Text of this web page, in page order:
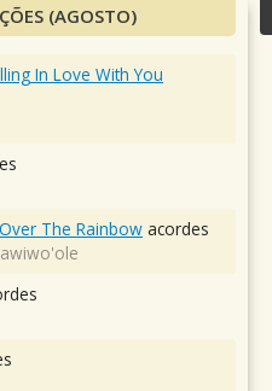
(AGOSTO)
In Love With You
The Rainbow acordes